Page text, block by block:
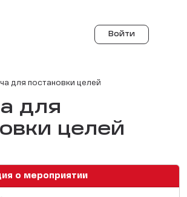
Войти
для постановки целей
для
целей
о мероприятии